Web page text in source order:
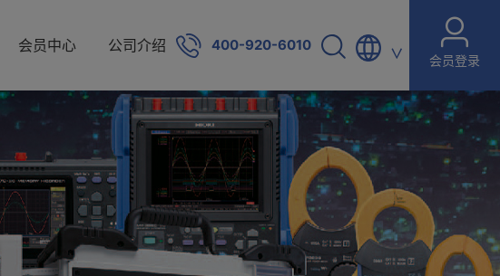
会员中心 公司介绍 400-920-6010 ∨ 会员登录